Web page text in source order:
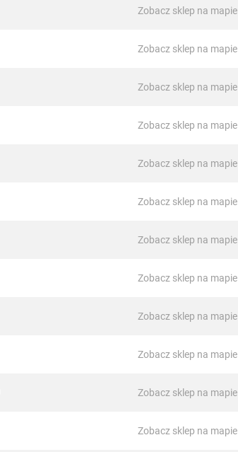
Zobacz sklep na mapie
Zobacz sklep na mapie
Zobacz sklep na mapie
Zobacz sklep na mapie
Zobacz sklep na mapie
Zobacz sklep na mapie
Zobacz sklep na mapie
Zobacz sklep na mapie
Zobacz sklep na mapie
Zobacz sklep na mapie
Zobacz sklep na mapie
Zobacz sklep na mapie